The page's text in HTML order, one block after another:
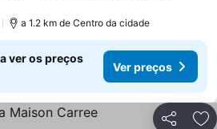
a 1.2 km de Centro da cidade
ver os preços
Ver preços
Partilhar